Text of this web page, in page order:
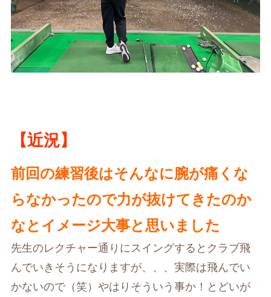
【近況】
前回の練習後はそんなに腕が痛くな
らなかったので力が抜けてきたのか
なとイメージ大事と思いました
先生のレクチャー通りにスイングするとクラブ飛
んでいきそうになりますが、、、実際は飛んでい
かないので（笑）やはりそういう事か！とどいが